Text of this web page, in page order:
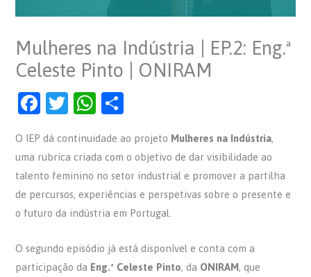
Mulheres na Indústria | EP.2: Eng.ª
Celeste Pinto | ONIRAM
F
c
e
b
o
k
T
itt
er
W
at
s
A
p
ar
e
O IEP dá continuidade ao projeto Mulheres na Indústria,
uma rubrica criada com o objetivo de dar visibilidade ao
talento feminino no setor industrial e promover a partilha
de percursos, experiências e perspetivas sobre o presente e
o futuro da indústria em Portugal.
O segundo episódio já está disponível e conta com a
participação da Eng.ª Celeste Pinto, da ONIRAM, que